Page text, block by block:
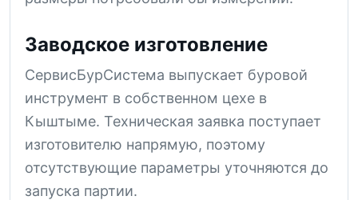
Заводское изготовление
СервисБурСистема выпускает буровой
инструмент в собственном цехе в
Кыштыме. Техническая заявка поступает
изготовителю напрямую, поэтому
отсутствующие параметры уточняются до
запуска партии.